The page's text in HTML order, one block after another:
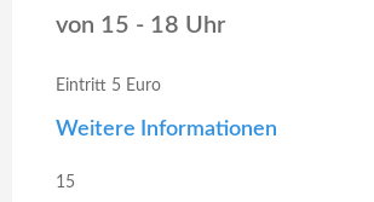
von 15 - 18 Uhr
Eintritt 5 Euro
Weitere Informationen
15